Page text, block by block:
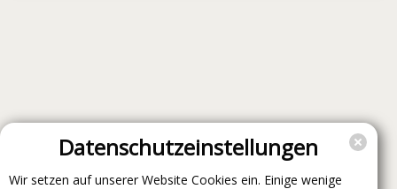
Datenschutzeinstellungen
Wir setzen auf unserer Website Cookies ein. Einige wenige